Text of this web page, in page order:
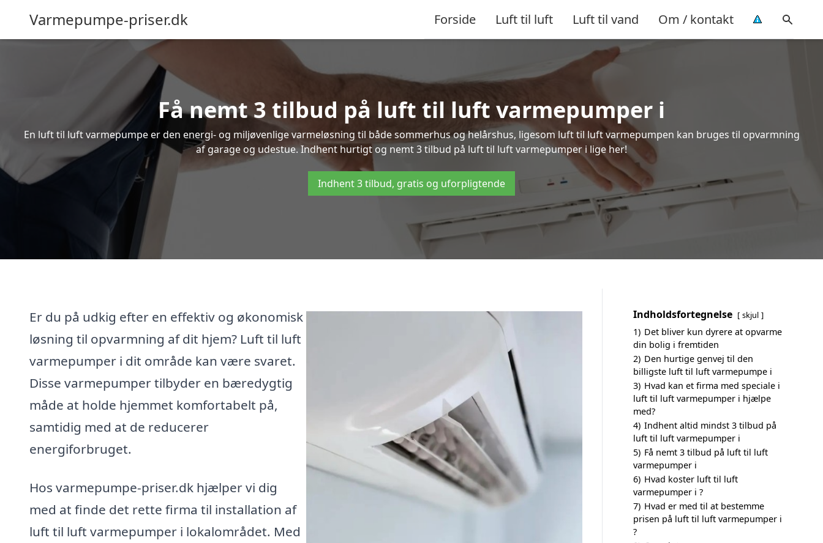
Varmepumpe-priser.dk Forside Luft til luft Luft til vand Om / kontakt
Få nemt 3 tilbud på luft til luft varmepumper i
En luft til luft varmepumpe er den energi- og miljøvenlige varmeløsning til både sommerhus og helårshus, ligesom luft til luft varmepumpen kan bruges til opvarmning
af garage og udestue. Indhent hurtigt og nemt 3 tilbud på luft til luft varmepumper i lige her!
Indhent 3 tilbud, gratis og uforpligtende
Er du på udkig efter en effektiv og økonomisk
løsning til opvarmning af dit hjem? Luft til luft
varmepumper i dit område kan være svaret.
Disse varmepumper tilbyder en bæredygtig
måde at holde hjemmet komfortabelt på,
samtidig med at de reducerer
energiforbruget.
Hos varmepumpe-priser.dk hjælper vi dig
med at finde det rette firma til installation af
luft til luft varmepumper i lokalområdet. Med
Indholdsfortegnelse skjul
1) Det bliver kun dyrere at opvarme
din bolig i fremtiden
2) Den hurtige genvej til den
billigste luft til luft varmepumpe i
3) Hvad kan et firma med speciale i
luft til luft varmepumper i hjælpe
med?
4) Indhent altid mindst 3 tilbud på
luft til luft varmepumper i
5) Få nemt 3 tilbud på luft til luft
varmepumper i
6) Hvad koster luft til luft
varmepumper i ?
7) Hvad er med til at bestemme
prisen på luft til luft varmepumper i
?